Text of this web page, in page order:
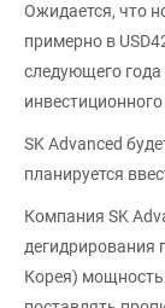
Ожидается, что
примерно в
следующего года
SK Advanced
планируется
Компания SK
дегидрирования
Корея)